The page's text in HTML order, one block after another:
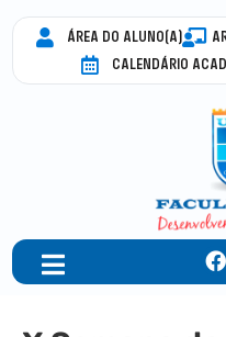
ÁREA DO ALUNO(A)
CALENDÁRIO